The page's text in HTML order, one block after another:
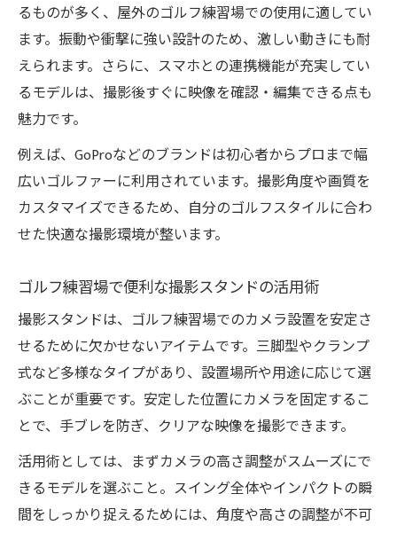
るものが多く、屋外のゴルフ練習場での使用に適してい
ます。振動や衝撃に強い設計のため、激しい動きにも耐
えられます。さらに、スマホとの連携機能が充実してい
るモデルは、撮影後すぐに映像を確認・編集できる点も
魅力です。
例えば、GoProなどのブランドは初心者からプロまで幅
広いゴルファーに利用されています。撮影角度や画質を
カスタマイズできるため、自分のゴルフスタイルに合わ
せた快適な撮影環境が整います。
ゴルフ練習場で便利な撮影スタンドの活用術
撮影スタンドは、ゴルフ練習場でのカメラ設置を安定さ
せるために欠かせないアイテムです。三脚型やクランプ
式など多様なタイプがあり、設置場所や用途に応じて選
ぶことが重要です。安定した位置にカメラを固定するこ
とで、手ブレを防ぎ、クリアな映像を撮影できます。
活用術としては、まずカメラの高さ調整がスムーズにで
きるモデルを選ぶこと。スイング全体やインパクトの瞬
間をしっかり捉えるためには、角度や高さの調整が不可